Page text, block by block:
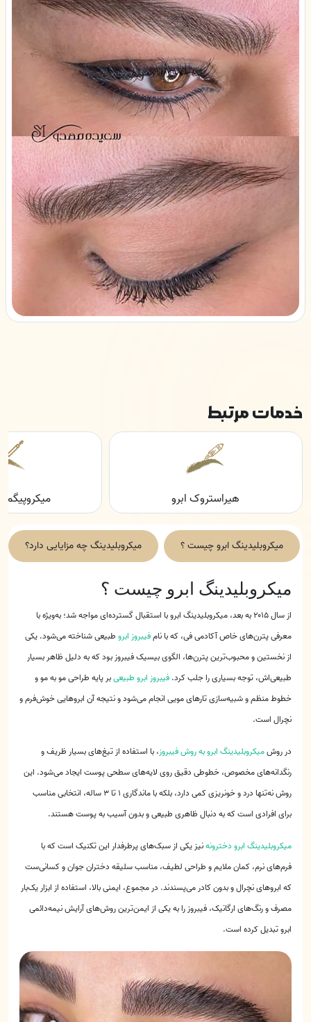
خدمات مرتبط
میکروپیگمنتیشن ابرو
میکروبلیدینگ ابرو چیست ؟ میکروبلیدینگ چه مزایایی دارد؟
میکروبلیدینگ ابرو چیست ؟
از سال ۲۰۱۵ به بعد، میکروبلیدینگ ابرو با استقبال گسترده‌ای مواجه شد؛ به‌ویژه با
معرفی پترن‌های خاص آکادمی فی، که با نامفیبروز ابرو طبیعی شناخته می‌شود. یکی
از نخستین و محبوب‌ترین پترن‌ها، الگوی بیسیک فیبروز بود که به دلیل ظاهر بسیار
طبیعی‌اش، توجه بسیاری را جلب کرد. فیبروز ابرو طبیعیبر پایه طراحی مو به مو و
خطوط منظم و شبیه‌سازی تارهای مویی انجام می‌شود و نتیجه آن ابروهایی خوش‌فرم و
نچرال است.
در روشمیکروبلیدینگ ابرو به روش فیبروز، با استفاده از تیغ‌های بسیار ظریف و
رنگدانه‌های مخصوص، خطوطی دقیق روی لایه‌های سطحی پوست ایجاد می‌شود. این
روش نه‌تنها درد و خونریزی کمی دارد، بلکه با ماندگاری ۱ تا ۳ ساله، انتخابی مناسب
برای افرادی است که به دنبال ظاهری طبیعی و بدون آسیب به پوست هستند.
میکروبلیدینگ ابرو دخترونهنیز یکی از سبک‌های پرطرفدار این تکنیک است که با
فرم‌های نرم، کمان ملایم و طراحی لطیف، مناسب سلیقه دختران جوان و کسانی‌ست
که ابروهای نچرال و بدون کادر می‌پسندند. در مجموع، ایمنی بالا، استفاده از ابزار یک‌بار
مصرف و رنگ‌های ارگانیک، فیبروز را به یکی از ایمن‌ترین روش‌های آرایش نیمه‌دائمی
ابرو تبدیل کرده است.